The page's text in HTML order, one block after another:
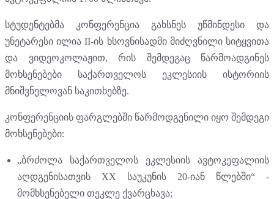
სტუდენტებმა კონფერენცია გახსნეს უწმინდესი და
უნეტარესი ილია II-ის ხსოვნისადმი მიძღვნილი სიტყვითა
და ვიდეოკოლაჟით, რის შემდეგაც წარმოადგინეს
მოხსენებები საქართველოს ეკლესიის ისტორიის
მნიშვნელოვან საკითხებზე.
კონფერენციის ფარგლებში წარმოდგენილი იყო შემდეგი
მოხსენებები:
„ბრძოლა საქართველოს ეკლესიის ავტოკეფალიის
აღდგენისათვის XX საუკუნის 20-იან წლებში“ -
მომხსენებელი თეკლე ქვარცხავა;